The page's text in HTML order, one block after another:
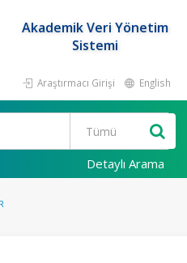
Akademik Veri Yönetim
Sistemi
Araştırmacı Girişi English
Detaylı Arama